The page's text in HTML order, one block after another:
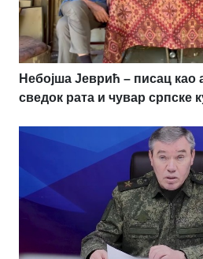
Небојша Јеврић – писац као
сведок рата и чувар српске